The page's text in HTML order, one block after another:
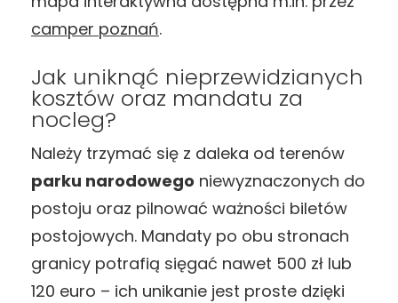
camper poznań.
Jak uniknąć nieprzewidzianych
kosztów oraz mandatu za
nocleg?
Należy trzymać się z daleka od terenów
parku narodowego niewyznaczonych do
postoju oraz pilnować ważności biletów
postojowych. Mandaty po obu stronach
granicy potrafią sięgać nawet 500 zł lub
120 euro – ich unikanie jest proste dzięki